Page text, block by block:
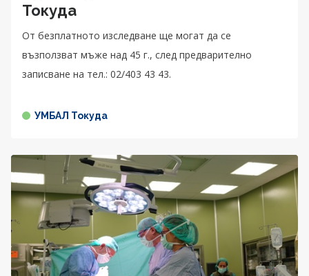
Токуда
От безплатното изследване ще могат да се
възползват мъже над 45 г., след предварително
записване на тел.: 02/403 43 43.
УМБАЛ Токуда